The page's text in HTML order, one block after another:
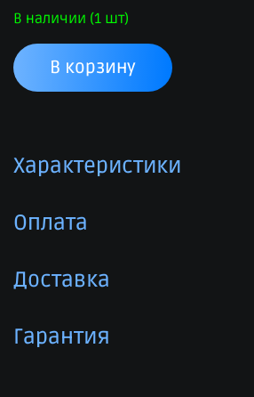
В наличии (1 шт)
В корзину
Характеристики
Оплата
Доставка
Гарантия